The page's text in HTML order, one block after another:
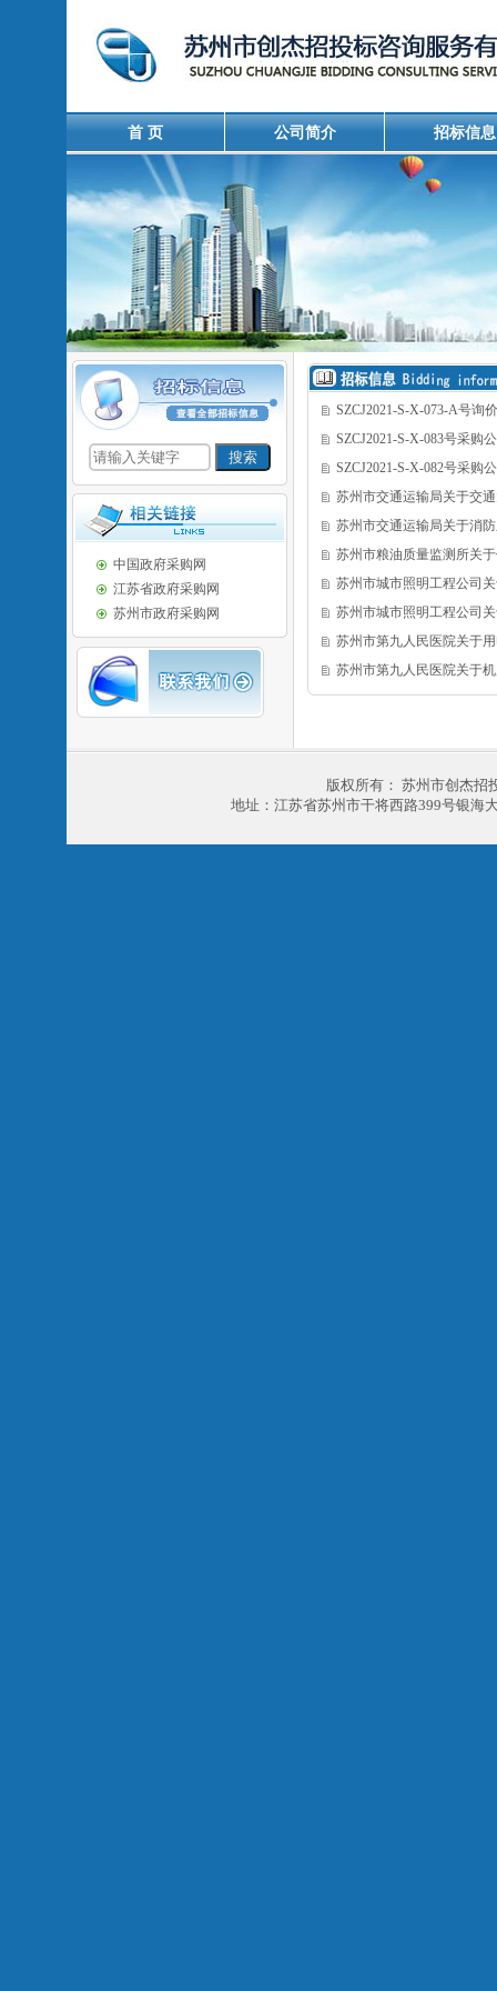
首 页 公司简介 招标信息
中国政府采购网
江苏省政府采购网
苏州市政府采购网
SZCJ2021-S-X-073-A号询
SZCJ2021-S-X-083号采购
SZCJ2021-S-X-082号采购
苏州市交通运输局关于交
苏州市交通运输局关于消
苏州市粮油质量监测所关
苏州市城市照明工程公司
苏州市城市照明工程公司
苏州市第九人民医院关于
苏州市第九人民医院关于
版权所有： 苏州市创杰
地址：江苏省苏州市干将西路399号银海